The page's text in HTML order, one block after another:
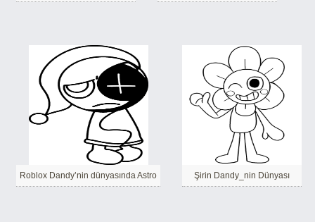
Roblox Dandy’nin dünyasında Astro Şirin Dandy_nin Dünyası